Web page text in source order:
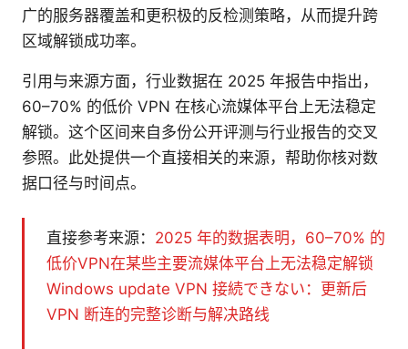
广的服务器覆盖和更积极的反检测策略，从而提升跨
区域解锁成功率。
引用与来源方面，行业数据在 2025 年报告中指出，
60–70% 的低价 VPN 在核心流媒体平台上无法稳定
解锁。这个区间来自多份公开评测与行业报告的交叉
参照。此处提供一个直接相关的来源，帮助你核对数
据口径与时间点。
直接参考来源： 2025 年的数据表明，60–70% 的
低价VPN在某些主要流媒体平台上无法稳定解锁
Windows update VPN 接続できない：更新后
VPN 断连的完整诊断与解决路线